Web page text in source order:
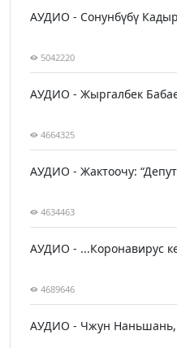
АУДИО - Сонунбүбү
5042220
АУДИО - Жыргалбек
4664325
АУДИО - Жактоочу:
4634463
АУДИО - ...Коронавирус
4689646
АУДИО - Чжун Наньшань,